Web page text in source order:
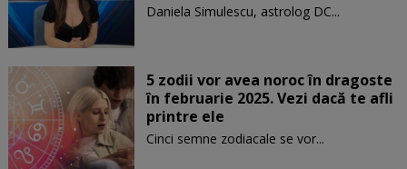
Daniela Simulescu, astrolog DC...
5 zodii vor avea noroc în dragoste
în februarie 2025. Vezi dacă te afli
printre ele
Cinci semne zodiacale se vor...